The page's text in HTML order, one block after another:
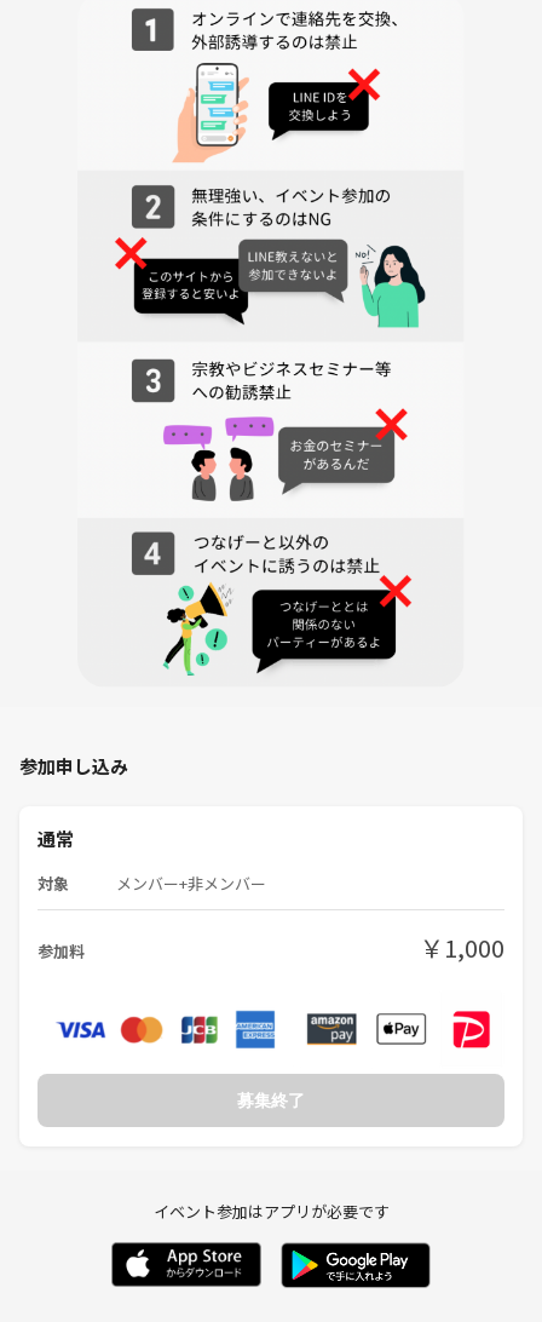
◎参加にあたってのお願い
お申し込みが男性お一人のみとなる場合は、状況によりキャンセルをお
願いすることがございますので、あらかじめご了承ください。
以下の行為はご遠慮ください。
・営業・宗教・ネットワークビジネスなどの勧誘行為
・ナンパや恋愛目的での参加
・しつこい連絡、セクハラなど、他の方が不快に感じる言動
・泥酔や周囲に迷惑をかける行為
・万が一トラブルが発生した場合、当方では一切の責任を負いかねます
のでご了承ください。
◎ 写真撮影について
初対面の方もいらっしゃったり、写真が苦手な方もいらっしゃったりし
ますので、念のため写真の扱いには気をつけています。
みなさんを信用していないということではなく、あくまで安心して参加
してもらうための配慮です
ただし、「背景と一緒に撮ってほしい」や「仲良くなった方と記念に撮
りたい」などのご希望があれば、もちろん大歓迎です
そのときはどうぞ遠慮なく声をかけてください
参加申し込み
通常
対象 メンバー+非メンバー
参加料 ￥1,000
募集終了
イベント参加はアプリが必要です